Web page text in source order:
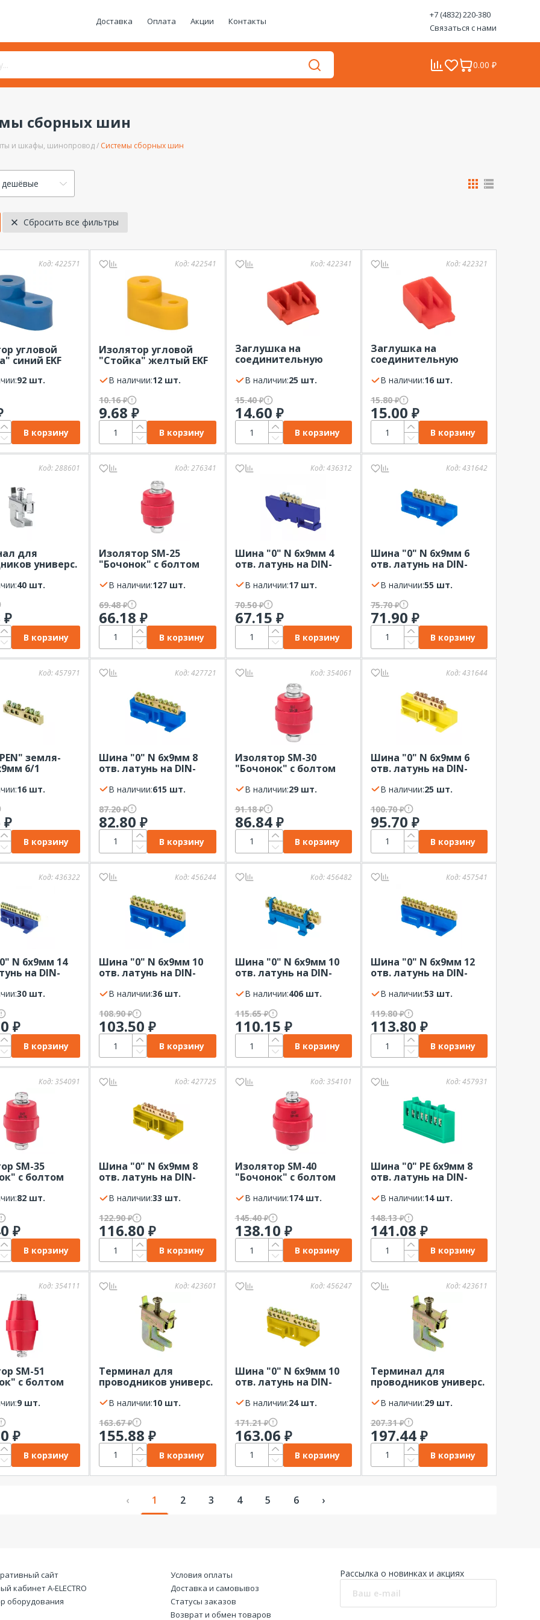
Доставка Оплата Акции Контакты
+7 (4832) 220-380
Связаться с нами
0.00 ₽
сборных шин
и шкафы, шинопровод Системы сборных шин
дешёвые
Сбросить все фильтры
Код:422571
угловой
синий EKF
92 шт.
В корзину
Код:422541
Изолятор угловой
"Стойка" желтый EKF
В наличии:
12 шт.
10.16₽
9.68₽
В корзину
Код:422341
Заглушка на
соединительную
уп.50 шт)
В наличии:
25 шт.
15.40₽
14.60 ₽
В корзину
Код:422321
Заглушка на
соединительную
уп.50 шт)
В наличии:
16 шт.
15.80₽
15.00 ₽
В корзину
Код:288601
для
универс.
на шину (5мм.)
40 шт.
₽
В корзину
Код:276341
Изолятор SM-25
"Бочонок" с болтом
В наличии:
127 шт.
69.48₽
66.18₽
В корзину
Код:436312
Шина "0" N 6x9мм 4
отв. латунь на DIN-
рейку EKF синий
В наличии:
17 шт.
70.50₽
67.15 ₽
В корзину
Код:431642
Шина "0" N 6x9мм 6
отв. латунь на DIN-
рейку EKF синий
В наличии:
55 шт.
75.70₽
71.90 ₽
В корзину
Код:457971
земля-
6/1
16 шт.
₽
В корзину
Код:427721
Шина "0" N 6x9мм 8
отв. латунь на DIN-
изолятор
В наличии:
615 шт.
87.20₽
82.80₽
В корзину
Код:354061
Изолятор SM-30
"Бочонок" с болтом
В наличии:
29 шт.
91.18₽
86.84 ₽
В корзину
Код:431644
Шина "0" N 6x9мм 6
отв. латунь на DIN-
В наличии:
25 шт.
100.70₽
95.70 ₽
В корзину
Код:436322
N 6x9мм 14
на DIN-
30 шт.
₽
В корзину
Код:456244
Шина "0" N 6x9мм 10
отв. латунь на DIN-
В наличии:
36 шт.
108.90₽
103.50₽
В корзину
Код:456482
Шина "0" N 6x9мм 10
отв. латунь на DIN-
EKF синий
В наличии:
406 шт.
115.65₽
110.15 ₽
В корзину
Код:457541
Шина "0" N 6x9мм 12
отв. латунь на DIN-
В наличии:
53 шт.
119.80₽
113.80 ₽
В корзину
Код:354091
SM-35
с болтом
82 шт.
₽
В корзину
Код:427725
Шина "0" N 6x9мм 8
отв. латунь на DIN-
В наличии:
33 шт.
122.90₽
116.80₽
В корзину
Код:354101
Изолятор SM-40
"Бочонок" с болтом
В наличии:
174 шт.
145.40₽
138.10 ₽
В корзину
Код:457931
Шина "0" PE 6x9мм 8
отв. латунь на DIN-
изолированный
В наличии:
14 шт.
148.13₽
141.08 ₽
В корзину
Код:354111
SM-51
с болтом
9 шт.
₽
В корзину
Код:423601
Терминал для
проводников универс.
16-50 мм2 на шину EKF
(10мм)
В наличии:
10 шт.
163.67₽
155.88₽
В корзину
Код:456247
Шина "0" N 6x9мм 10
отв. латунь на DIN-
рейку EKF желтый
В наличии:
24 шт.
171.21₽
163.06 ₽
В корзину
Код:423611
Терминал для
проводников универс.
70-185 мм2 на шину EKF
(10мм)
В наличии:
29 шт.
207.31₽
197.44 ₽
В корзину
‹ 1 2 3 4 5 6 ›
сайт
кабинет А-ELECTRO
оборудования
Условия оплаты
Доставка и самовывоз
Статусы заказов
Возврат и обмен товаров
Рассылка о новинках и акциях